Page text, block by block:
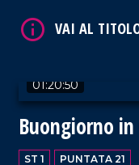
01:20:50
Buongiorno in
ST 1 PUNTATA 21
VAI AL TITOLO